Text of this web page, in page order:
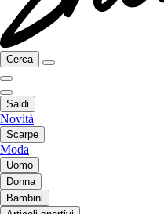
Cerca
Saldi
Novità
Scarpe
Moda
Uomo
Donna
Bambini